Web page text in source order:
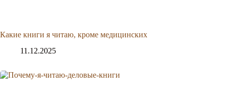
Какие книги я читаю, кроме медицинских
11.12.2025